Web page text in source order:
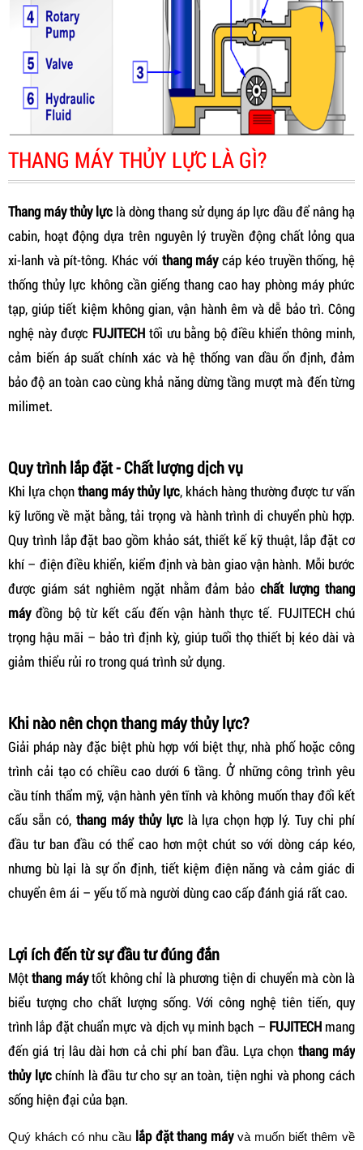
THANG MÁY THỦY LỰC LÀ GÌ?
Thang máy thủy lực là dòng thang sử dụng áp lực dầu để nâng hạ
cabin, hoạt động dựa trên nguyên lý truyền động chất lỏng qua
xi-lanh và pít-tông. Khác với thang máycáp kéo truyền thống, hệ
thống thủy lực không cần giếng thang cao hay phòng máy phức
tạp, giúp tiết kiệm không gian, vận hành êm và dễ bảo trì. Công
nghệ này được FUJITECHtối ưu bằng bộ điều khiển thông minh,
cảm biến áp suất chính xác và hệ thống van dầu ổn định, đảm
bảo độ an toàn cao cùng khả năng dừng tầng mượt mà đến từng
milimet.
Quy trình lắp đặt - Chất lượng dịch vụ
Khi lựa chọnthang máy thủy lực, khách hàng thường được tư vấn
kỹ lưỡng về mặt bằng, tải trọng và hành trình di chuyển phù hợp.
Quy trình lắp đặt bao gồm khảo sát, thiết kế kỹ thuật, lắp đặt cơ
khí – điện điều khiển, kiểm định và bàn giao vận hành. Mỗi bước
được giám sát nghiêm ngặt nhằm đảm bảochất lượng thang
máyđồng bộ từ kết cấu đến vận hành thực tế. FUJITECH chú
trọng hậu mãi – bảo trì định kỳ, giúp tuổi thọ thiết bị kéo dài và
giảm thiểu rủi ro trong quá trình sử dụng.
Khi nào nên chọn thang máy thủy lực?
Giải pháp này đặc biệt phù hợp với biệt thự, nhà phố hoặc công
trình cải tạo có chiều cao dưới 6 tầng. Ở những công trình yêu
cầu tính thẩm mỹ, vận hành yên tĩnh và không muốn thay đổi kết
cấu sẵn có, thang máy thủy lực là lựa chọn hợp lý. Tuy chi phí
đầu tư ban đầu có thể cao hơn một chút so với dòng cáp kéo,
nhưng bù lại là sự ổn định, tiết kiệm điện năng và cảm giác di
chuyển êm ái – yếu tố mà người dùng cao cấp đánh giá rất cao.
Lợi ích đến từ sự đầu tư đúng đắn
Mộtthang máytốt không chỉ là phương tiện di chuyển mà còn là
biểu tượng cho chất lượng sống. Với công nghệ tiên tiến, quy
trình lắp đặt chuẩn mực và dịch vụ minh bạch – FUJITECHmang
đến giá trị lâu dài hơn cả chi phí ban đầu. Lựa chọn thang máy
thủy lựcchính là đầu tư cho sự an toàn, tiện nghi và phong cách
sống hiện đại của bạn.
Quý khách có nhu cầu lắp đặt thang máyvà muốn biết thêm về